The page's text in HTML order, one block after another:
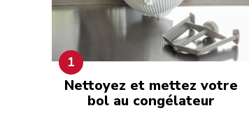
1
Nettoyez et mettez votre
bol au congélateur